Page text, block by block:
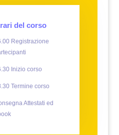
del corso
Registrazione
Inizio corso
Termine corso
Attestati ed